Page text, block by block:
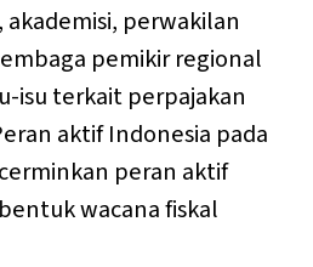
perwakilan
pemikir regional
isu terkait perpajakan
aktif Indonesia pada
peran aktif
wacana fiskal